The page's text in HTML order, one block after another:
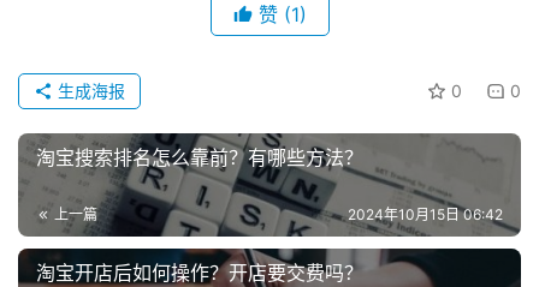
页
小
创
业
以享受到淘宝平台所提供的橱窗展位、专属活动等一系列的
而如果我们想要开通这样的一项服务的话，其实也
非常的简单，我们也可以这样来做：1. 首先我们也需要利用
浏览器打开淘宝的网站，在打开之后，我们也需要登录，并
且点击“卖家中心”进入到卖家中心的页面2. 当我们进入到卖
家中心的页面之后，那么我们也可以在这里面找到“保证金
这样的一项服务，点击打开该服务。
赞 (1)
0 0
生成海报
淘宝搜索排名怎么靠前？有哪些方法？
上一篇 2024年10月15日 06:42
淘宝开店后如何操作？开店要交费吗？